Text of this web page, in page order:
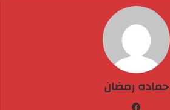
حماده رمضان